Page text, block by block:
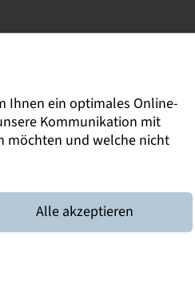
Ihnen ein optimales Online-
Kommunikation mit
möchten und welche nicht
Alle akzeptieren